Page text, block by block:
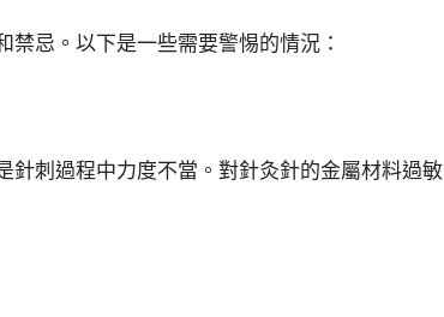
忌。以下是一些需要警惕的情況：
針刺過程中力度不當。對針灸針的金屬材料過敏